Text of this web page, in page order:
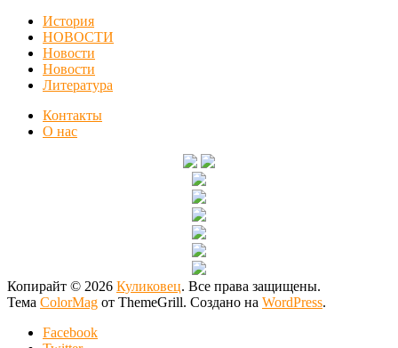
История
НОВОСТИ
Новости
Новости
Литература
Контакты
О нас
Копирайт © 2026 Куликовец. Все права защищены.
Тема ColorMag от ThemeGrill. Создано на WordPress.
Facebook